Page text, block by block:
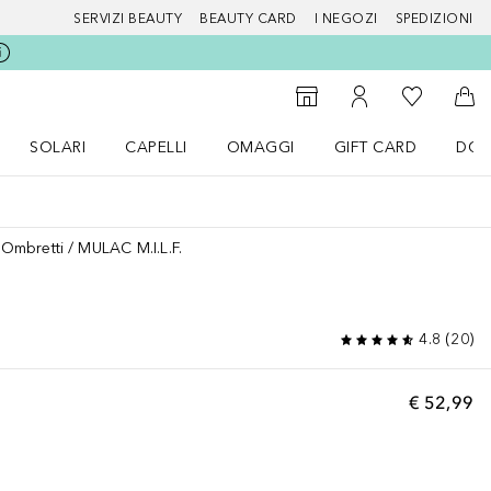
SERVIZI BEAUTY BEAUTY CARD I NEGOZI SPEDIZIONI
StorefinderAl Mio Account
Alla Mia
Al
SOLARI
CAPELLI
OMAGGI
GIFT CARD
Ombretti MULAC M.I.L.F.
4.8 (20)
€ 52,99